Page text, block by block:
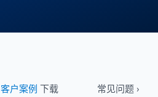
客户案例 下载 常见问题 ›